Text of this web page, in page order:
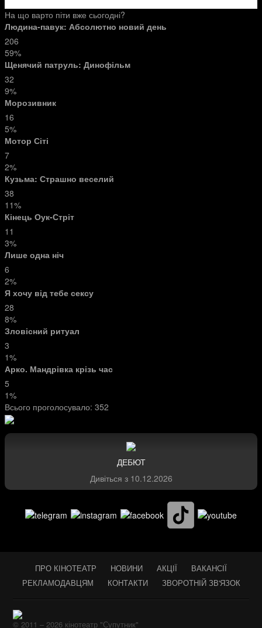
На що варто піти вже сьогодні?
Людина-павук: Абсолютно новий день
206
59%
Щенячий патруль: Динофільм
32
9%
Морозивник
16
5%
Мотор Сіті
7
2%
Кузьма: Страшно веселий
38
11%
Кінець Оук-Стріт
11
3%
Лише одна ніч
6
2%
Я хочу від тебе сексу
28
8%
Зловісний ритуал
3
1%
Арко. Мандрівка крізь час
5
1%
Всього проголосувало: 352
ДЕБЮТ
Дивіться з 10.12.2026
ПРО КІНОТЕАТР НОВИНИ АКЦІЇ
ВАКАНСІЇ
РЕКЛАМОДАВЦЯМ
КОНТАКТИ ЗВОРОТНІЙ ЗВ'ЯЗОК
© 2011 – 2026 кінотеатр "Супутник"